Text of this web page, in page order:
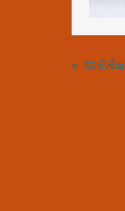
« 55 บัวซีเ